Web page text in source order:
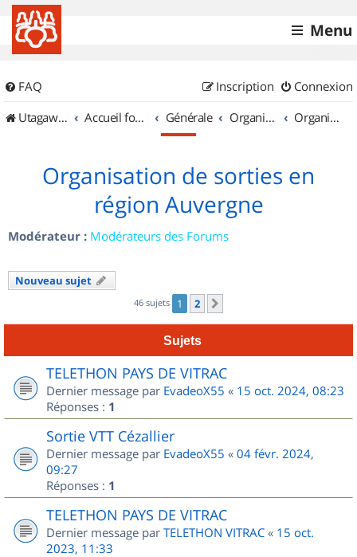
Menu
FAQ Connexion
Inscription
UtagawaVTT (Randos VTT et VTTAE avec traces GPS)
Accueil forum Générale Organisation de sorties & Recherche de partenaires Organisation de sorties en région Auvergne
Organisation de sorties en
région Auvergne
Modérateur : Modérateurs des Forums
Nouveau sujet
46 sujets 1 2
Sujets
TELETHON PAYS DE VITRAC
Dernier message par EvadeoX55 « 15 oct. 2024, 08:23
Réponses : 1
Sortie VTT Cézallier
Dernier message par EvadeoX55 « 04 févr. 2024,
09:27
Réponses : 1
TELETHON PAYS DE VITRAC
Dernier message par TELETHON VITRAC « 15 oct.
2023, 11:33